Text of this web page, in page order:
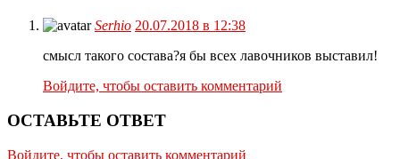
Serhio 20.07.2018 в 12:38
смысл такого состава?я бы всех лавочников выставил!
Войдите, чтобы оставить комментарий
ОСТАВЬТЕ ОТВЕТ
Войдите, чтобы оставить комментарий